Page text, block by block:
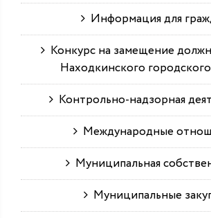
Информация для
Конкурс на замещение
Находкинского
Контрольно-надзорная
Международные
Муниципальная
Муниципальные